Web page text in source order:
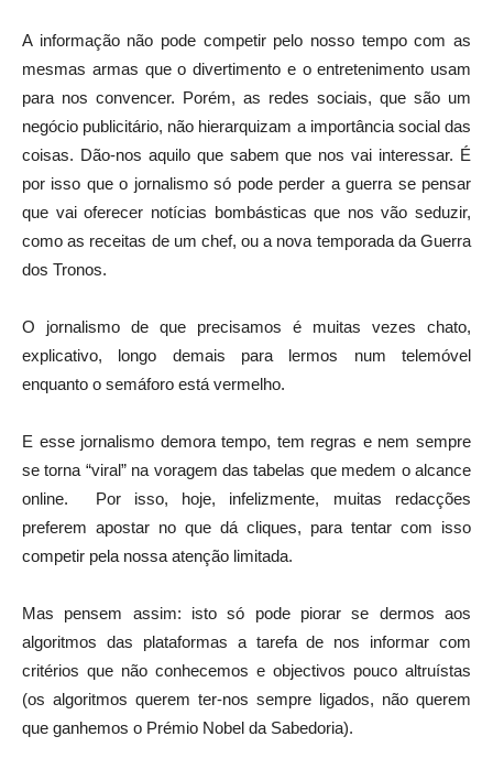
A informação não pode competir pelo nosso tempo com as
mesmas armas que o divertimento e o entretenimento usam
para nos convencer. Porém, as redes sociais, que são um
negócio publicitário, não hierarquizam a importância social das
coisas. Dão-nos aquilo que sabem que nos vai interessar. É
por isso que o jornalismo só pode perder a guerra se pensar
que vai oferecer notícias bombásticas que nos vão seduzir,
como as receitas de um chef, ou a nova temporada da Guerra
dos Tronos.
O jornalismo de que precisamos é muitas vezes chato,
explicativo, longo demais para lermos num telemóvel
enquanto o semáforo está vermelho.
E esse jornalismo demora tempo, tem regras e nem sempre
se torna “viral” na voragem das tabelas que medem o alcance
online. Por isso, hoje, infelizmente, muitas redacções
preferem apostar no que dá cliques, para tentar com isso
competir pela nossa atenção limitada.
Mas pensem assim: isto só pode piorar se dermos aos
algoritmos das plataformas a tarefa de nos informar com
critérios que não conhecemos e objectivos pouco altruístas
(os algoritmos querem ter-nos sempre ligados, não querem
que ganhemos o Prémio Nobel da Sabedoria).